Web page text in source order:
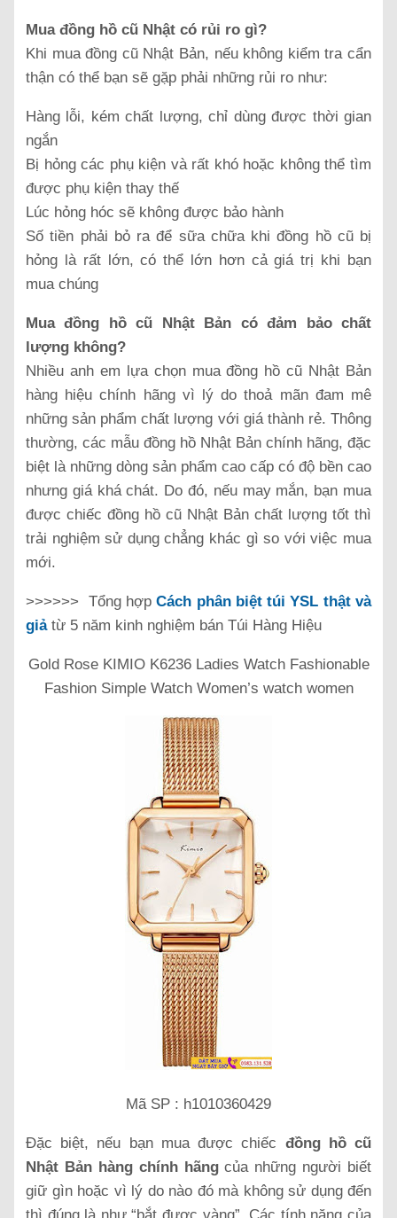
Mua đồng hồ cũ Nhật có rủi ro gì?
Khi mua đồng cũ Nhật Bản, nếu không kiểm tra cẩn
thận có thể bạn sẽ gặp phải những rủi ro như:
Hàng lỗi, kém chất lượng, chỉ dùng được thời gian
ngắn
Bị hỏng các phụ kiện và rất khó hoặc không thể tìm
được phụ kiện thay thế
Lúc hỏng hóc sẽ không được bảo hành
Số tiền phải bỏ ra để sữa chữa khi đồng hồ cũ bị
hỏng là rất lớn, có thể lớn hơn cả giá trị khi bạn
mua chúng
Mua đồng hồ cũ Nhật Bản có đảm bảo chất
lượng không?
Nhiều anh em lựa chọn mua đồng hồ cũ Nhật Bản
hàng hiệu chính hãng vì lý do thoả mãn đam mê
những sản phẩm chất lượng với giá thành rẻ. Thông
thường, các mẫu đồng hồ Nhật Bản chính hãng, đặc
biệt là những dòng sản phẩm cao cấp có độ bền cao
nhưng giá khá chát. Do đó, nếu may mắn, bạn mua
được chiếc đồng hồ cũ Nhật Bản chất lượng tốt thì
trải nghiệm sử dụng chẳng khác gì so với việc mua
mới.
>>>>>> Tổng hợpCách phân biệt túi YSL thật và
giảtừ 5 năm kinh nghiệm bán Túi Hàng Hiệu
Gold Rose KIMIO K6236 Ladies Watch Fashionable
Fashion Simple Watch Women’s watch women
Mã SP : h1010360429
Đặc biệt, nếu bạn mua được chiếc đồng hồ cũ
Nhật Bản hàng chính hãngcủa những người biết
giữ gìn hoặc vì lý do nào đó mà không sử dụng đến